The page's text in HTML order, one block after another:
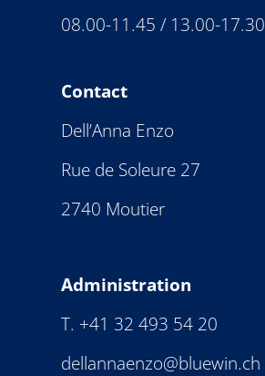
08.00-11.45 / 13.00-17.30
Contact
Dell’Anna Enzo
Rue de Soleure 27
2740 Moutier
Administration
T. +41 32 493 54 20
dellannaenzo@bluewin.ch